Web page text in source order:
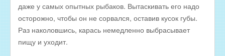
даже у самых опытных рыбаков. Вытаскивать его надо
осторожно, чтобы он не сорвался, оставив кусок губы.
Раз наколовшись, карась немедленно выбрасывает
пищу и уходит.